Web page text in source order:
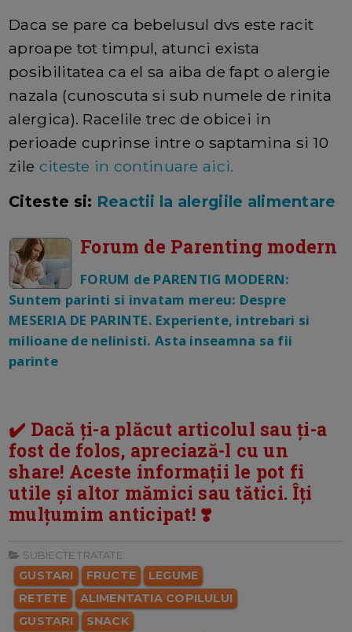
Daca se pare ca bebelusul dvs este racit
aproape tot timpul, atunci exista
posibilitatea ca el sa aiba de fapt o alergie
nazala (cunoscuta si sub numele de rinita
alergica). Racelile trec de obicei in
perioade cuprinse intre o saptamina si 10
zile citeste in continuare aici.
Citeste si: Reactii la alergiile alimentare
Forum de Parenting modern
FORUM de PARENTIG MODERN:
Suntem parinti si invatam mereu: Despre
MESERIA DE PARINTE. Experiente, intrebari si
milioane de nelinisti. Asta inseamna sa fii
parinte
✔️ Dacă ți-a plăcut articolul sau ți-a
fost de folos, apreciază-l cu un
share! Aceste informații le pot fi
utile și altor mămici sau tătici. Îți
mulțumim anticipat! ❣️
SUBIECTE TRATATE:
GUSTARI FRUCTE
LEGUME
RETETE
ALIMENTATIA COPILULUI
GUSTARI
SNACK